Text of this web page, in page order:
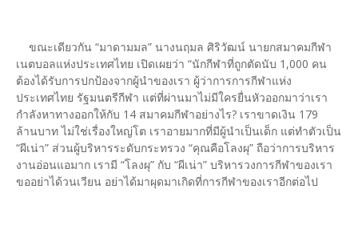
ขณะเดียวกัน “มาดามมล” นางนฤมล ศิริวัฒน์ นายกสมาคมกีฬา
เนตบอลแห่งประเทศไทย เปิดเผยว่า “นักกีฬาที่ถูกตัดนับ 1,000 คน
ต้องได้รับการปกป้องจากผู้นำของเรา ผู้ว่าการการกีฬาแห่ง
ประเทศไทย รัฐมนตรีกีฬา แต่ที่ผ่านมาไม่มีใครยื่นหัวออกมาว่าเรา
กำลังหาทางออกให้กับ 14 สมาคมกีฬาอย่างไร? เราขาดเงิน 179
ล้านบาท ไม่ใช่เรื่องใหญ่โต เราอายมากที่มีผู้นำเป็นเด็ก แต่ทำตัวเป็น
“ผีเน่า” ส่วนผู้บริหารระดับกระทรวง “คุณคือโลงผุ” ถือว่าการบริหาร
งานอ่อนแอมาก เรามี “โลงผุ” กับ “ผีเน่า” บริหารวงการกีฬาของเรา
ขออย่าได้วนเวียน อย่าได้มาผุดมาเกิดที่การกีฬาของเราอีกต่อไป